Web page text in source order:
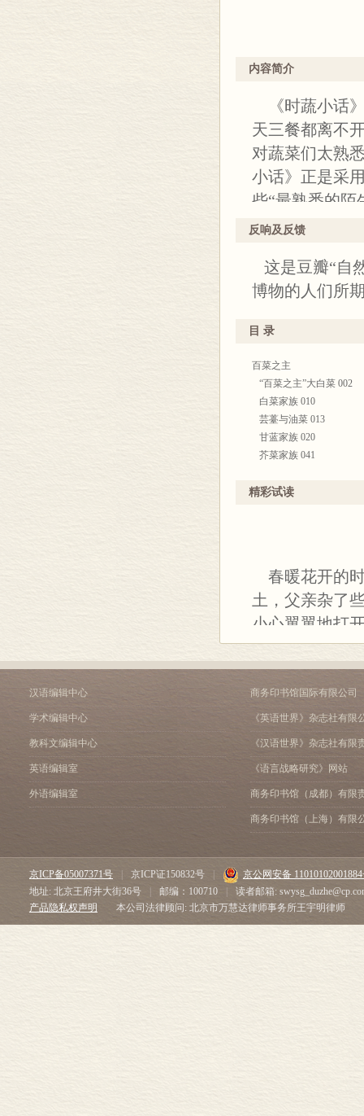
内容简介
《时蔬小话
天三餐都离不
对蔬菜们太熟
小话》正是采
些“最熟悉的陌
清爽的开胃蔬
忆等方面做了
反响及反馈
这是豆瓣“自
博物的人们所
目 录
百菜之主
“百菜之主”大白菜 002
白菜家族 010
芸薹与油菜 013
甘蓝家族 020
芥菜家族 041
时间的美味 060
篮子里的野菜 095
异域之实
让世界疯狂的辣椒 108
山药蛋与山药 151
煤炉上的番薯 158
疆场有瓜
从甜瓜到苦瓜 174
冬西南北瓜 197
我有旨蓄 220
时园杂蔬
藜草之羹 228
山间青笋 252
水中茭白 258
百合与萱草 277
精彩试读
春暖花开的
土，父亲杂了
小心翼翼地打
土里。
父亲在农村生
候，父亲常带
跑远，便叫我
那些简单有趣
茸的小花，让
起，我常常在
没有多少来龙
老家的花草树
亲最爱偷吃的
地听着，在心
间短小的“说话
汉语编辑中心
学术编辑中心
教科文编辑中心
英语编辑室
外语编辑室
商务印书馆国际有限公司
《英语世界》杂志社有限
《汉语世界》杂志社有限
《语言战略研究》网站
商务印书馆（成都）有限
商务印书馆（上海）有限
京ICP备05007371号 京ICP证150832号
京公网安备
地址: 北京王府井大街36号
邮编：100710
读者邮箱:
产品隐私权声明
本公司法律顾问: 北京市万慧达律师事务所王宇明律师